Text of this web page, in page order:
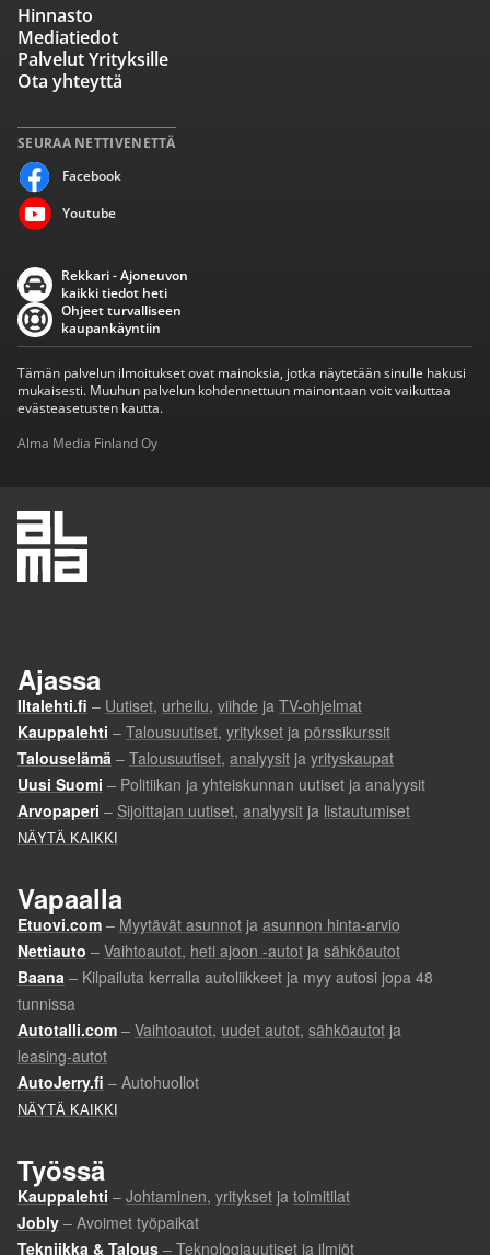
SEURAA NETTIVENETTÄ
Facebook
Youtube
Hinnasto
Mediatiedot
Palvelut Yrityksille
Ota yhteyttä
Rekkari - Ajoneuvon
kaikki tiedot heti
Ohjeet turvalliseen
kaupankäyntiin
Tämän palvelun ilmoitukset ovat mainoksia, jotka näytetään sinulle hakusi
mukaisesti. Muuhun palvelun kohdennettuun mainontaan voit vaikuttaa
evästeasetusten kautta.
Alma Media Finland Oy